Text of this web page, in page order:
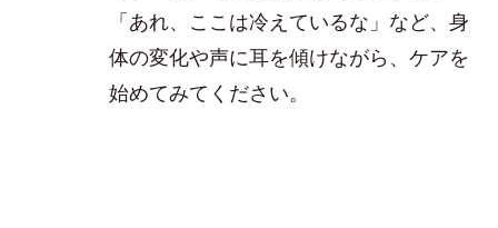
「あれ、ここは冷えているな」など、身
体の変化や声に耳を傾けながら、ケアを
始めてみてください。